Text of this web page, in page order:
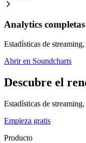
Analytics
Estadísticas de
Abrir en Soundcharts
Descubre el
Estadísticas de
Empieza gratis
Producto